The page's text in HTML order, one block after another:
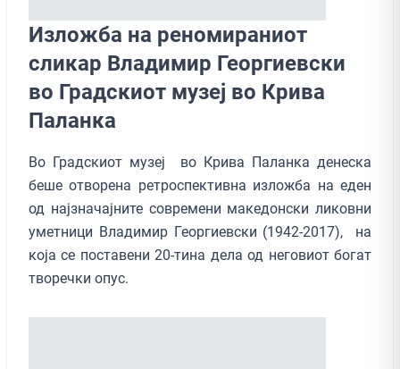
Изложба на реномираниот
сликар Владимир Георгиевски
во Градскиот музеј во Крива
Паланка
Во Градскиот музеј во Крива Паланка денеска
беше отворена ретроспективна изложба на еден
од најзначајните современи македонски ликовни
уметници Владимир Георгиевски (1942-2017), на
која се поставени 20-тина дела од неговиот богат
творечки опус.